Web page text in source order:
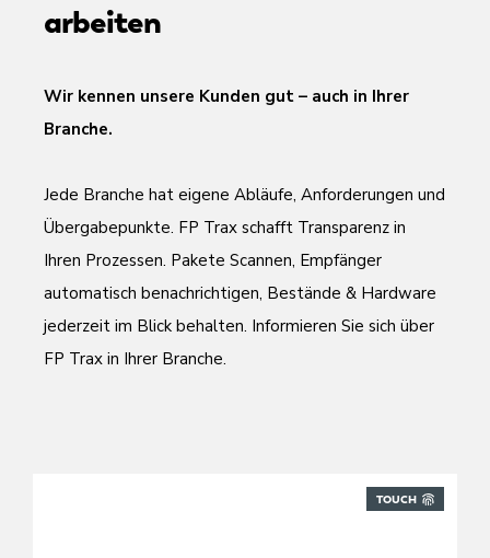
arbeiten
Wir kennen unsere Kunden gut – auch in Ihrer
Branche.
Jede Branche hat eigene Abläufe, Anforderungen und
Übergabepunkte. FP Trax schafft Transparenz in
Ihren Prozessen. Pakete Scannen, Empfänger
automatisch benachrichtigen, Bestände & Hardware
jederzeit im Blick behalten. Informieren Sie sich über
FP Trax in Ihrer Branche.
TOUCH